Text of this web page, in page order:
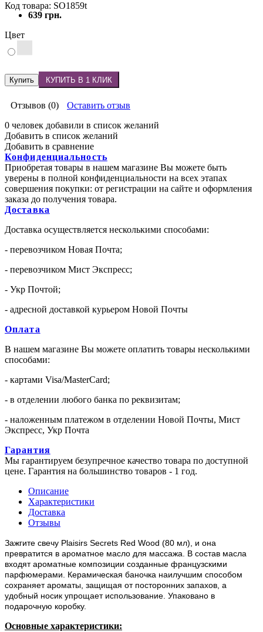
Код товара: SO1859t
639 грн.
Цвет
Купить КУПИТЬ В 1 КЛИК
Отзывов (0)
Оставить отзыв
0 человек добавили в список желаний
Добавить в список желаний
Добавить в сравнение
Конфиденциальность
Приобретая товары в нашем магазине Вы можете быть
уверены в полной конфиденциальности на всех этапах
совершения покупки: от регистрации на сайте и оформления
заказа до получения товара.
Доставка
Доставка осуществляется несколькими способами:
- перевозчиком Новая Почта;
- перевозчиком Мист Экспресс;
- Укр Почтой;
- адресной доставкой курьером Новой Почты
Оплата
В нашем магазине Вы можете оплатить товары несколькими
способами:
- картами Visa/MasterCard;
- в отделении любого банка по реквизитам;
- наложенным платежом в отделении Новой Почты, Мист
Экспресс, Укр Почта
Гарантия
Мы гарантируем безупречное качество товара по доступной
цене. Гарантия на большинство товаров - 1 год.
Описание
Характеристики
Доставка
Отзывы
Зажгите свечу Plaisirs Secrets Red Wood (80 мл), и она
превратится в ароматное масло для массажа. В состав масла
входят ароматные композиции созданные французскими
парфюмерами. Керамическая баночка наилучшим способом
сохраняет ароматы, защищая от посторонних запахов, а
удобный носик упрощает использование. Упаковано в
подарочную коробку.
Основные характеристики: